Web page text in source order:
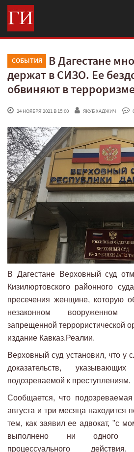
СОБЫТИЯ
В Дагестане
держат в СИЗО. Ее
обвиняют в
24 НОЯБРЯ'2021 В 15:00 ЯКУБ ХАДЖИЧ
В Дагестане Верховный суд
Кизилюртовского районного
пресечения женщине, которую
незаконном
запрещенной террористической
издание Кавказ.Реалии.
Верховный суд установил, что у
доказательств,
подозреваемой к преступлениям.
Сообщается, что
августа и три месяца находится
тем, как заявил ее адвокат, "с
выполнено ни одного
процессуального